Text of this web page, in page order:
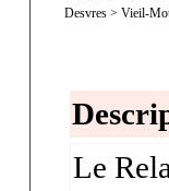
Desvres > Vieil-
Le